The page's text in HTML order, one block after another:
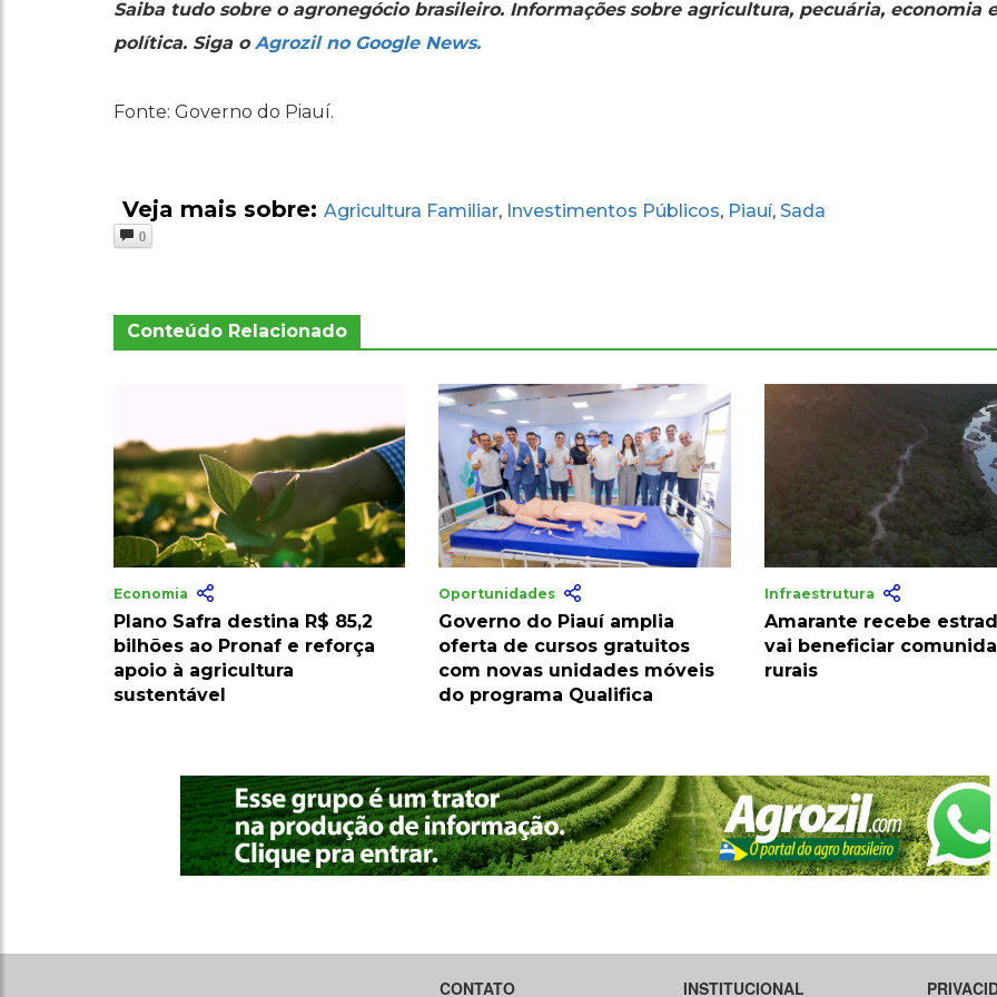
Saiba tudo sobre o agronegócio brasileiro. Informações sobre agricultura, pecuária, economia e
política. Siga oAgrozil no Google News.
Fonte: Governo do Piauí.
Veja mais sobre: Agricultura Familiar, Investimentos Públicos, Piauí, Sada
0
Conteúdo Relacionado
Economia
Plano Safra destina R$ 85,2
bilhões ao Pronaf e reforça
apoio à agricultura
sustentável
Oportunidades
Governo do Piauí amplia
oferta de cursos gratuitos
com novas unidades móveis
do programa Qualifica
Infraestrutura
Amarante recebe
vai beneficiar
rurais
CONTATO INSTITUCIONAL